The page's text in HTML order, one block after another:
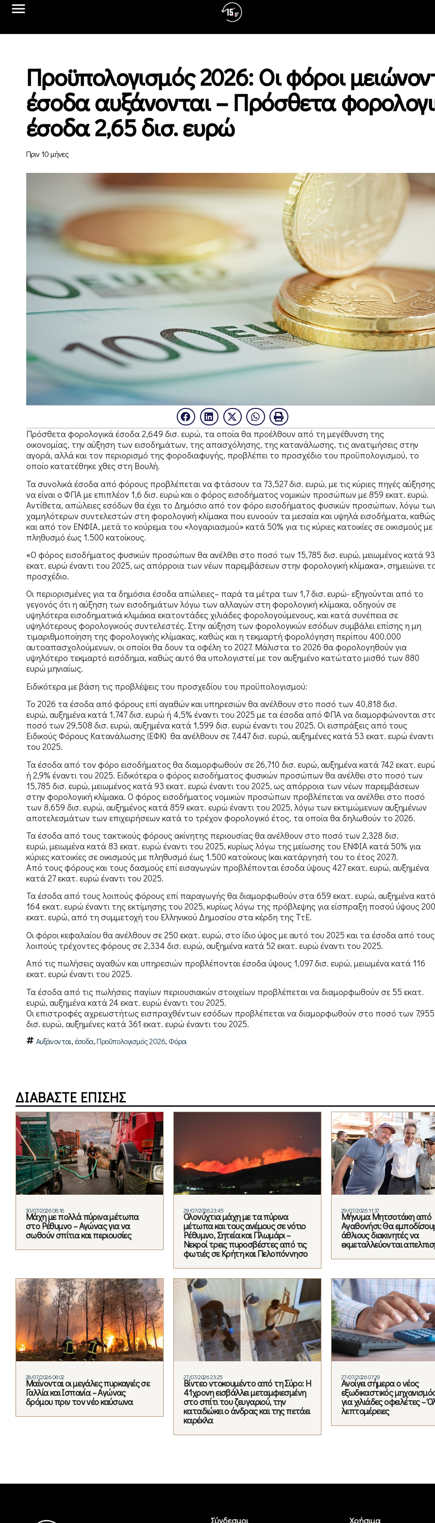
Προϋπολογισμός 2026: Οι φόροι
έσοδα αυξάνονται – Πρόσθετα
έσοδα 2,65 δισ. ευρώ
Πριν 10 μήνες
Πρόσθετα φορολογικά έσοδα 2,649 δισ. ευρώ, τα οποία θα προέλθουν από τη μεγέθυνση της
οικονομίας, την αύξηση των εισοδημάτων, της απασχόλησης, της κατανάλωσης, τις ανατιμήσεις στην
αγορά, αλλά και τον περιορισμό της φοροδιαφυγής, προβλέπει το προσχέδιο του προϋπολογισμού, το
οποίο κατατέθηκε χθες στη Βουλή.
Τα συνολικά έσοδα από φόρους προβλέπεται να φτάσουν τα 73,527 δισ. ευρώ, με τις κύριες πηγές αύξησης
να είναι ο ΦΠΑ με επιπλέον 1,6 δισ. ευρώ και ο φόρος εισοδήματος νομικών προσώπων με 859 εκατ. ευρώ.
Αντίθετα, απώλειες εσόδων θα έχει το Δημόσιο από τον φόρο εισοδήματος φυσικών προσώπων, λόγω
χαμηλότερων συντελεστών στη φορολογική κλίμακα που ευνοούν τα μεσαία και υψηλά εισοδήματα, καθώς
και από τον ΕΝΦΙΑ, μετά το κούρεμα του «λογαριασμού» κατά 50% για τις κύριες κατοικίες σε οικισμούς με
πληθυσμό έως 1.500 κατοίκους.
«Ο φόρος εισοδήματος φυσικών προσώπων θα ανέλθει στο ποσό των 15,785 δισ. ευρώ, μειωμένος κατά 93
εκατ. ευρώ έναντι του 2025, ως απόρροια των νέων παρεμβάσεων στην φορολογική κλίμακα», σημειώνει
προσχέδιο.
Οι περιορισμένες για τα δημόσια έσοδα απώλειες– παρά τα μέτρα των 1,7 δισ. ευρώ- εξηγούνται από το
γεγονός ότι η αύξηση των εισοδημάτων λόγω των αλλαγών στη φορολογική κλίμακα, οδηγούν σε
υψηλότερα εισοδηματικά κλιμάκια εκατοντάδες χιλιάδες φορολογούμενους, και κατά συνέπεια σε
υψηλότερους φορολογικούς συντελεστές. Στην αύξηση των φορολογικών εσόδων συμβάλει επίσης η μη
τιμαριθμοποίηση της φορολογικής κλίμακας, καθώς και η τεκμαρτή φορολόγηση περίπου 400.000
αυτοαπασχολούμενων, οι οποίοι θα δουν τα οφέλη το 2027. Μάλιστα το 2026 θα φορολογηθούν για
υψηλότερο τεκμαρτό εισόδημα, καθώς αυτό θα υπολογιστεί με τον αυξημένο κατώτατο μισθό των 880
ευρώ μηνιαίως.
Ειδικότερα με βάση τις προβλέψεις του προσχεδίου του προϋπολογισμού:
Το 2026 τα έσοδα από φόρους επί αγαθών και υπηρεσιών θα ανέλθουν στο ποσό των 40,818 δισ.
ευρώ, αυξημένα κατά 1,747 δισ. ευρώ ή 4,5% έναντι του 2025 με τα έσοδα από ΦΠΑ να διαμορφώνονται
ποσό των 29,508 δισ. ευρώ, αυξημένα κατά 1,599 δισ. ευρώ έναντι του 2025. Οι εισπράξεις από τους
Ειδικούς Φόρους Κατανάλωσης (ΕΦΚ) θα ανέλθουν σε 7,447 δισ. ευρώ, αυξημένες κατά 53 εκατ. ευρώ έναντι
του 2025.
Τα έσοδα από τον φόρο εισοδήματος θα διαμορφωθούν σε 26,710 δισ. ευρώ, αυξημένα κατά 742 εκατ.
ή 2,9% έναντι του 2025. Ειδικότερα ο φόρος εισοδήματος φυσικών προσώπων θα ανέλθει στο ποσό των
15,785 δισ. ευρώ, μειωμένος κατά 93 εκατ. ευρώ έναντι του 2025, ως απόρροια των νέων παρεμβάσεων
στην φορολογική κλίμακα. Ο φόρος εισοδήματος νομικών προσώπων προβλέπεται να ανέλθει στο ποσό
των 8,659 δισ. ευρώ, αυξημένος κατά 859 εκατ. ευρώ έναντι του 2025, λόγω των εκτιμώμενων αυξημένων
αποτελεσμάτων των επιχειρήσεων κατά το τρέχον φορολογικό έτος, τα οποία θα δηλωθούν το 2026.
Τα έσοδα από τους τακτικούς φόρους ακίνητης περιουσίας θα ανέλθουν στο ποσό των 2,328 δισ.
ευρώ, μειωμένα κατά 83 εκατ. ευρώ έναντι του 2025, κυρίως λόγω της μείωσης του ΕΝΦΙΑ κατά 50% για
κύριες κατοικίες σε οικισμούς με πληθυσμό έως 1.500 κατοίκους (και κατάργησή του το έτος 2027).
Από τους φόρους και τους δασμούς επί εισαγωγών προβλέπονται έσοδα ύψους 427 εκατ. ευρώ, αυξημένα
κατά 27 εκατ. ευρώ έναντι του 2025.
Τα έσοδα από τους λοιπούς φόρους επί παραγωγής θα διαμορφωθούν στα 659 εκατ. ευρώ, αυξημένα
164 εκατ. ευρώ έναντι της εκτίμησης του 2025, κυρίως λόγω της πρόβλεψης για είσπραξη ποσού ύψους 200
εκατ. ευρώ, από τη συμμετοχή του Ελληνικού Δημοσίου στα κέρδη της ΤτΕ.
Οι φόροι κεφαλαίου θα ανέλθουν σε 250 εκατ. ευρώ, στο ίδιο ύψος με αυτό του 2025 και τα έσοδα από τους
λοιπούς τρέχοντες φόρους σε 2,334 δισ. ευρώ, αυξημένα κατά 52 εκατ. ευρώ έναντι του 2025.
Από τις πωλήσεις αγαθών και υπηρεσιών προβλέπονται έσοδα ύψους 1,097 δισ. ευρώ, μειωμένα κατά 116
εκατ. ευρώ έναντι του 2025.
Τα έσοδα από τις πωλήσεις παγίων περιουσιακών στοιχείων προβλέπεται να διαμορφωθούν σε 55 εκατ.
ευρώ, αυξημένα κατά 24 εκατ. ευρώ έναντι του 2025.
Οι επιστροφές αχρεωστήτως εισπραχθέντων εσόδων προβλέπεται να διαμορφωθούν στο ποσό των 7,955
δισ. ευρώ, αυξημένες κατά 361 εκατ. ευρώ έναντι του 2025.
Αυξάνονται,έσοδα,Προϋπολογισμός 2026,Φόροι
ΔΙΑΒΑΣΤΕ ΕΠΙΣΗΣ
30/07/2026 08:16
Μάχη με πολλά πύρινα μέτωπα
στο Ρέθυμνο – Αγώνας για να
σωθούν σπίτια και περιουσίες
29/07/2026 23:45
Ολονύχτια μάχη με τα πύρινα
μέτωπα και τους ανέμους σε νότιο
Ρέθυμνο, Σητεία και Πλωμάρι –
Νεκροί τρεις πυροσβέστες από τις
φωτιές σε Κρήτη και Πελοπόννησο
29/07/2026 11:37
Μήνυμα Μητσοτάκη από
Αγαθονήσι: Θα
άθλιους διακινητές να
εκμεταλλεύονται
28/07/2026 08:02
Μαίνονται οι μεγάλες πυρκαγιές σε
Γαλλία και Ισπανία – Αγώνας
δρόμου πριν τον νέο καύσωνα
27/07/2026 23:25
Βίντεο ντοκουμέντο από τη Σύρο: Η
41χρονη εισβάλλει μεταμφιεσμένη
στο σπίτι του ζευγαριού, την
καταδιώκει ο άνδρας και της πετάει
καρέκλα
27/07/2026 07:29
Ανοίγει σήμερα ο νέος
εξωδικαστικός
για χιλιάδες οφειλέτες –
λεπτομέρειες
Σύνδεσμοι Χρήσιμα